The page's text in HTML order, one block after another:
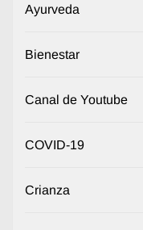
Ayurveda
Bienestar
Canal de Youtube
COVID-19
Crianza